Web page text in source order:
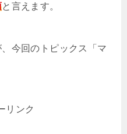
と言えます。
今回のトピックス「マ
リンク